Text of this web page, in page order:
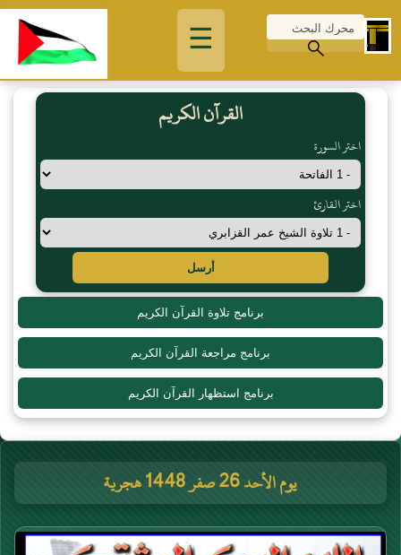
☰
القرآن الكريم
اختر السورة
اختر القارئ
أرسل
برنامج تلاوة القرآن الكريم
برنامج مراجعة القرآن الكريم
برنامج استظهار القرآن الكريم
يوم الأحد 26 صفر 1448 هجرية